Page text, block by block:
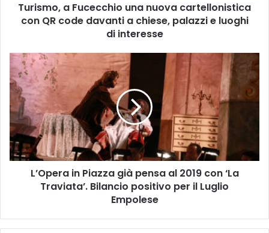
c
c
h
i
o
u
n
a
n
c
Turismo, a Fucecchio una nuova cartellonistica
con QR code davanti a chiese, palazzi e luoghi
di interesse
L
O
e
r
a
i
n
L’Opera in Piazza già pensa al 2019 con ‘La
Traviata’. Bilancio positivo per il Luglio
Empolese